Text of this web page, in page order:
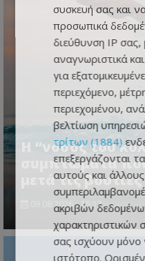
Η “νόσος του
συμπτώματα
μετά τις βουτιές
09.08.2026 - 15:17
συσκευή σας και
προσωπικά
διεύθυνση IP σας,
αναγνωριστικά
για
περιεχόμενο,
περιεχομένου,
βελτίωση
τρίτων (1884)
επεξεργάζονται
αυτούς και
ακριβών
χαρακτηριστικών
σας ισχύουν μόνο
ιστότοπο.